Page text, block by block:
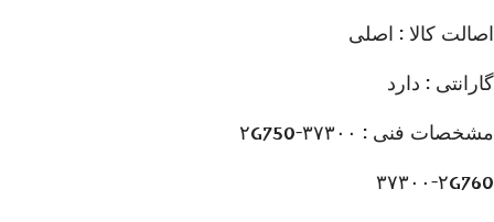
اصالت کالا : اصلی
گارانتی : دارد
مشخصات فنی : ۳۷۳۰۰-۲G750
۳۷۳۰۰-۲G760